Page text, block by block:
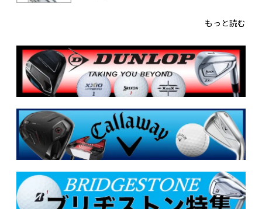
もっと読む